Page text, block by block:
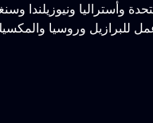
المتحدة وأستراليا
إلى 20 يوم عمل لبلجيكا والدنمرك وفنلندا وأيرلندا والنرويج والبرتغال والسويد وسويسرا. وتستغرق من 15 إلى 35 يوم